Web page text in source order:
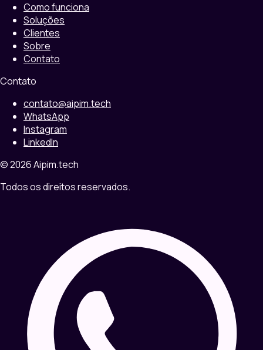
Como funciona
Soluções
Clientes
Sobre
Contato
Contato
contato@aipim.tech
WhatsApp
Instagram
LinkedIn
© 2026 Aipim.tech
Todos os direitos reservados.